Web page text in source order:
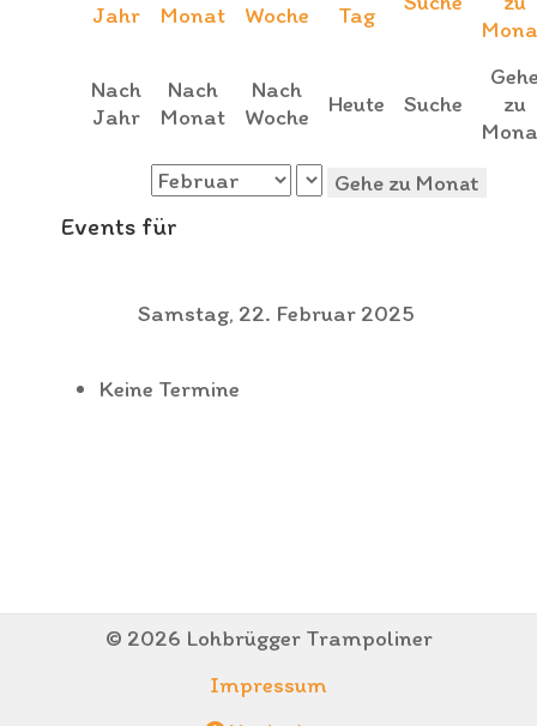
Nach
Jahr
Nach
Monat
Nach
Woche
Heute Suche
zu
Gehe zu Monat
Events für
Samstag, 22. Februar 2025
Keine Termine
© 2026 Lohbrügger Trampoliner
Impressum